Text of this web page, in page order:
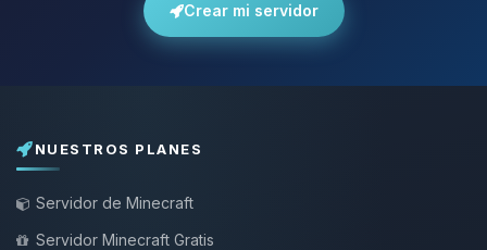
Crear mi servidor
NUESTROS PLANES
Servidor de Minecraft
Servidor Minecraft Gratis